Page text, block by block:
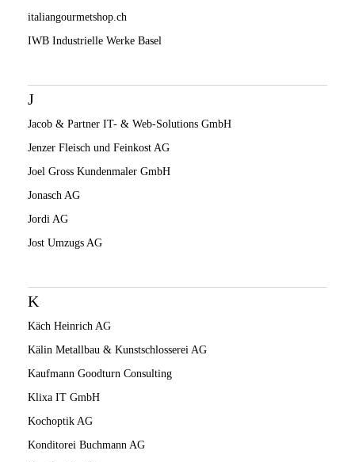
italiangourmetshop.ch
IWB Industrielle Werke Basel
J
Jacob & Partner IT- & Web-Solutions GmbH
Jenzer Fleisch und Feinkost AG
Joel Gross Kundenmaler GmbH
Jonasch AG
Jordi AG
Jost Umzugs AG
K
Käch Heinrich AG
Kälin Metallbau & Kunstschlosserei AG
Kaufmann Goodturn Consulting
Klixa IT GmbH
Kochoptik AG
Konditorei Buchmann AG